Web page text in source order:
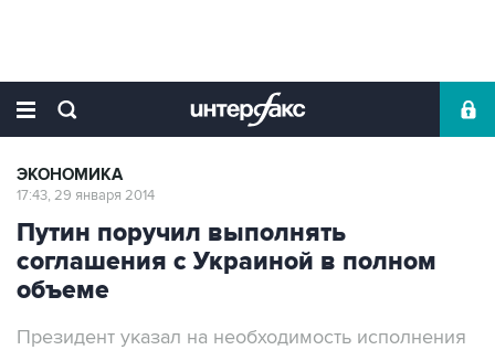
ЭКОНОМИКА
17:43, 29 января 2014
Путин поручил выполнять
соглашения с Украиной в полном
объеме
Президент указал на необходимость исполнения